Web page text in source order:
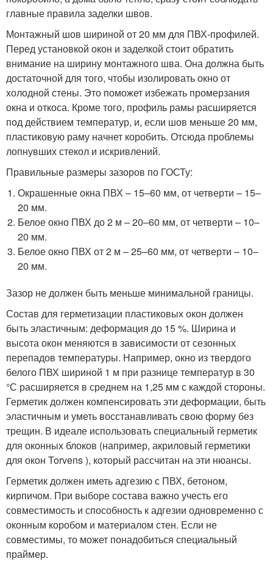
главные правила заделки швов.
Монтажный шов шириной от 20 мм для ПВХ-профилей.
Перед установкой окон и заделкой стоит обратить
внимание на ширину монтажного шва. Она должна быть
достаточной для того, чтобы изолировать окно от
холодной стены. Это поможет избежать промерзания
окна и откоса. Кроме того, профиль рамы расширяется
под действием температур, и, если шов меньше 20 мм,
пластиковую раму начнет коробить. Отсюда проблемы
лопнувших стекол и искривлений.
Правильные размеры зазоров по ГОСТу:
Окрашенные окна ПВХ – 15–60 мм, от четверти – 15–
20 мм.
Белое окно ПВХ до 2 м – 20–60 мм, от четверти – 10–
20 мм.
Белое окно ПВХ от 2 м – 25–60 мм, от четверти – 10–
20 мм.
Зазор не должен быть меньше минимальной границы.
Состав для герметизации пластиковых окон должен
быть эластичным: деформация до 15 %. Ширина и
высота окон меняются в зависимости от сезонных
перепадов температуры. Например, окно из твердого
белого ПВХ шириной 1 м при разнице температур в 30
°С расширяется в среднем на 1,25 мм с каждой стороны.
Герметик должен компенсировать эти деформации, быть
эластичным и уметь восстанавливать свою форму без
трещин. В идеале использовать специальный герметик
для оконных блоков (например, акриловый герметики
для окон Torvens ), который рассчитан на эти нюансы.
Герметик должен иметь адгезию с ПВХ, бетоном,
кирпичом. При выборе состава важно учесть его
совместимость и способность к адгезии одновременно с
оконным коробом и материалом стен. Если не
совместимы, то может понадобиться специальный
праймер.